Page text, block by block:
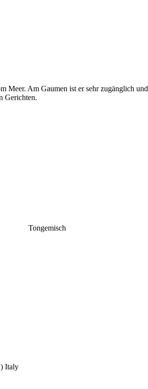
Meer. Am Gaumen ist er sehr zugänglich und
Gerichten.
Tongemisch
Italy